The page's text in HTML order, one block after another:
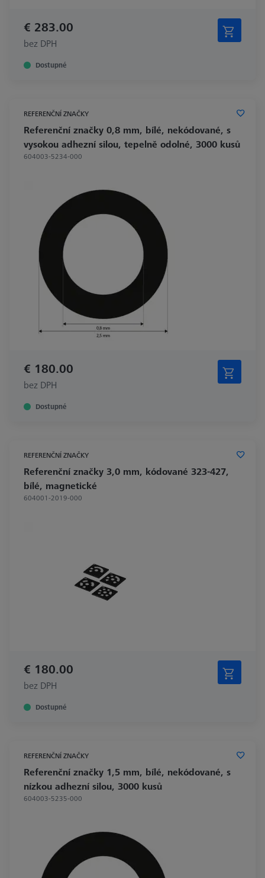
€ 283.00
bez DPH
Dostupné
REFERENČNÍ ZNAČKY
Referenční značky 0,8 mm, bílé, nekódované, s
vysokou adhezní silou, tepelně odolné, 3000 kusů
604003-5234-000
€ 180.00
bez DPH
Dostupné
REFERENČNÍ ZNAČKY
Referenční značky 3,0 mm, kódované 323-427,
bílé, magnetické
604001-2019-000
€ 180.00
bez DPH
Dostupné
REFERENČNÍ ZNAČKY
Referenční značky 1,5 mm, bílé, nekódované, s
nízkou adhezní silou, 3000 kusů
604003-5235-000